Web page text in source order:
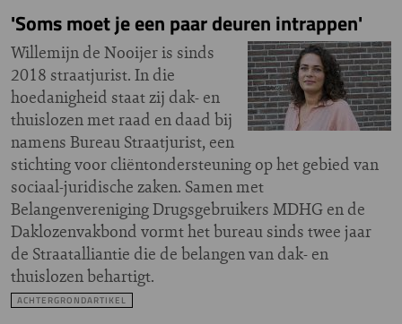
'Soms moet je een paar deuren intrappen'
Willemijn de Nooijer is sinds
2018 straatjurist. In die
hoedanigheid staat zij dak- en
thuislozen met raad en daad bij
namens Bureau Straatjurist, een
stichting voor cliëntondersteuning op het gebied van
sociaal-juridische zaken. Samen met
Belangenvereniging Drugsgebruikers MDHG en de
Daklozenvakbond vormt het bureau sinds twee jaar
de Straatalliantie die de belangen van dak- en
thuislozen behartigt.
ACHTERGRONDARTIKEL